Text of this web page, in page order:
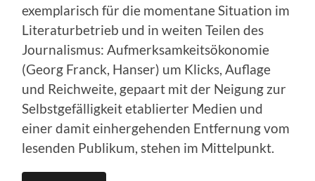
exemplarisch für die momentane Situation im
Literaturbetrieb und in weiten Teilen des
Journalismus: Aufmerksamkeitsökonomie
(Georg Franck, Hanser) um Klicks, Auflage
und Reichweite, gepaart mit der Neigung zur
Selbstgefälligkeit etablierter Medien und
einer damit einhergehenden Entfernung vom
lesenden Publikum, stehen im Mittelpunkt.